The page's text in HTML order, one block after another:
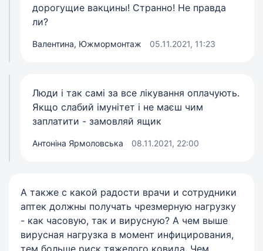
дорогущие вакцины! Странно! Не правда
ли?
Валентина, Южмормонтаж 05.11.2021, 11:23
Люди і так самі за все лікування оплачують.
Якщо слабий імунітет і не маєш чим
заплатити - замовляй ящик
Антоніна Ярмоловська 08.11.2021, 22:00
А также с какой радости врачи и сотрудники
аптек должны получать чрезмерную нагрузку
- как часовую, так и вирусную? А чем выше
вирусная нагрузка в момент инфицирования,
тем больше риск тяжелого ковида. Чем